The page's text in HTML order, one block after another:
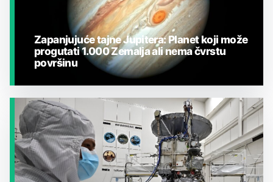
JESTE LI ZNALI?
Zapanjujuće tajne Jupitera: Planet koji može
progutati 1.000 Zemalja ali nema čvrstu
površinu